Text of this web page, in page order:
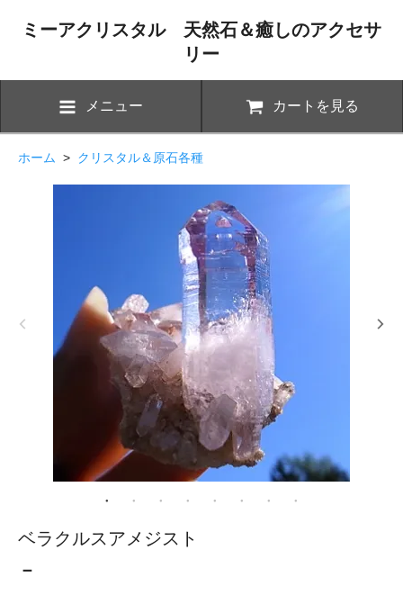
ミーアクリスタル 天然石＆癒しのアクセサ
リー
メニュー カートを見る
ホーム > クリスタル＆原石各種
ベラクルスアメジスト
－